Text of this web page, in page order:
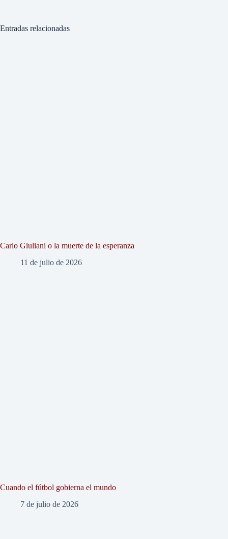
Entradas relacionadas
Carlo Giuliani o la muerte de la esperanza
11 de julio de 2026
Cuando el fútbol gobierna el mundo
7 de julio de 2026